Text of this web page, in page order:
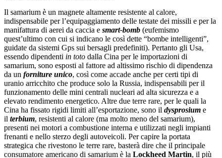
Il samarium è un magnete altamente resistente al calore,
indispensabile per l’equipaggiamento delle testate dei missili e per la
manifattura di aerei da caccia e smart-bomb (eufemismo
quest’ultimo con cui si indicano le così dette “bombe intelligenti”,
guidate da sistemi Gps sui bersagli predefiniti). Pertanto gli Usa,
essendo dipendenti in toto dalla Cina per le importazioni di
samarium, sono esposti al fattore ad altissimo rischio di dipendenza
da un forniture unico, così come accade anche per certi tipi di
uranio arricchito che produce solo la Russia, indispensabili per il
funzionamento delle mini centrali nucleari ad alta sicurezza e a
elevato rendimento energetico. Altre due terre rare, per le quali la
Cina ha fissato rigidi limiti all’esportazione, sono il dysprosium e
il terbium, resistenti al calore (ma molto meno del samarium),
presenti nei motori a combustione interna e utilizzati negli impianti
frenanti e nello sterzo degli autoveicoli. Per capire la portata
strategica che rivestono le terre rare, basterà dire che il principale
consumatore americano di samarium è la Lockheed Martin, il più